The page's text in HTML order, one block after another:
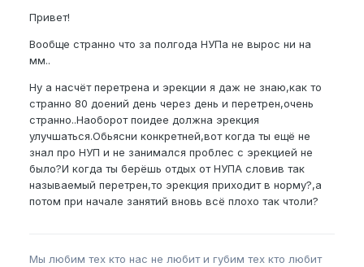
Привет!
Вообще странно что за полгода НУПа не вырос ни на
мм..
Ну а насчёт перетрена и эрекции я даж не знаю,как то
странно 80 доений день через день и перетрен,очень
странно..Наоборот поидее должна эрекция
улучшаться.Обьясни конкретней,вот когда ты ещё не
знал про НУП и не занимался проблес с эрекцией не
было?И когда ты берёшь отдых от НУПА словив так
называемый перетрен,то эрекция приходит в норму?,а
потом при начале занятий вновь всё плохо так чтоли?
Мы любим тех кто нас не любит и губим тех кто любит